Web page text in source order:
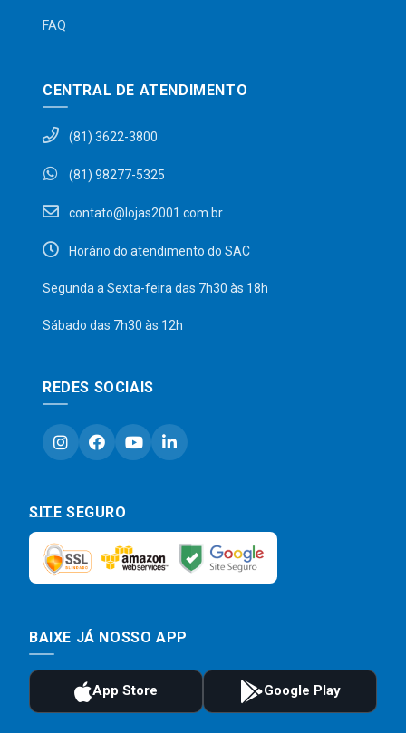
FAQ
CENTRAL DE ATENDIMENTO
(81) 3622-3800
(81) 98277-5325
contato@lojas2001.com.br
Horário do atendimento do SAC
Segunda a Sexta-feira das 7h30 às 18h
Sábado das 7h30 às 12h
REDES SOCIAIS
SITE SEGURO
BAIXE JÁ NOSSO APP